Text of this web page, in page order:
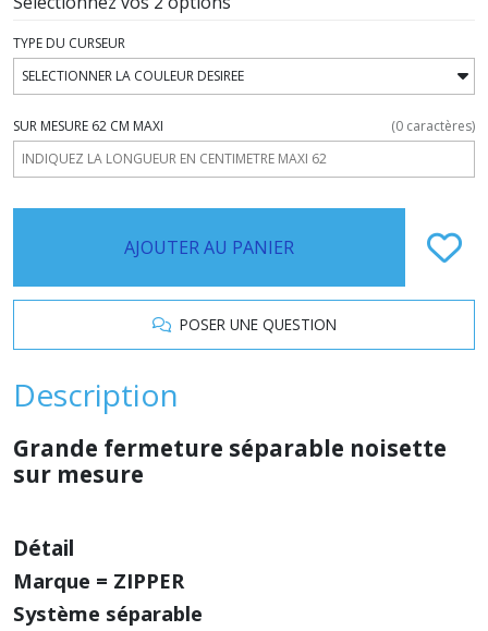
TYPE DU CURSEUR
SUR MESURE 62 CM MAXI (0 caractères)
AJOUTER AU PANIER
POSER UNE QUESTION
Description
Grande fermeture séparable noisette
sur mesure
Détail
Marque = ZIPPER
Système séparable